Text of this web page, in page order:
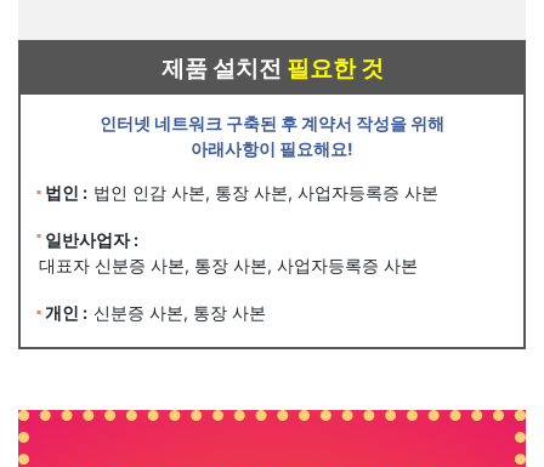
제품 설치전 필요한 것
인터넷 네트워크 구축된 후 계약서 작성을 위해
아래사항이 필요해요!
법인 : 법인 인감 사본, 통장 사본, 사업자등록증 사본
일반사업자 :
대표자 신분증 사본, 통장 사본, 사업자등록증 사본
개인 : 신분증 사본, 통장 사본